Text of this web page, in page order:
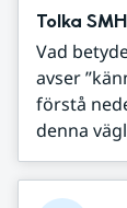
Tolka
Vad
avser
förstå
denna